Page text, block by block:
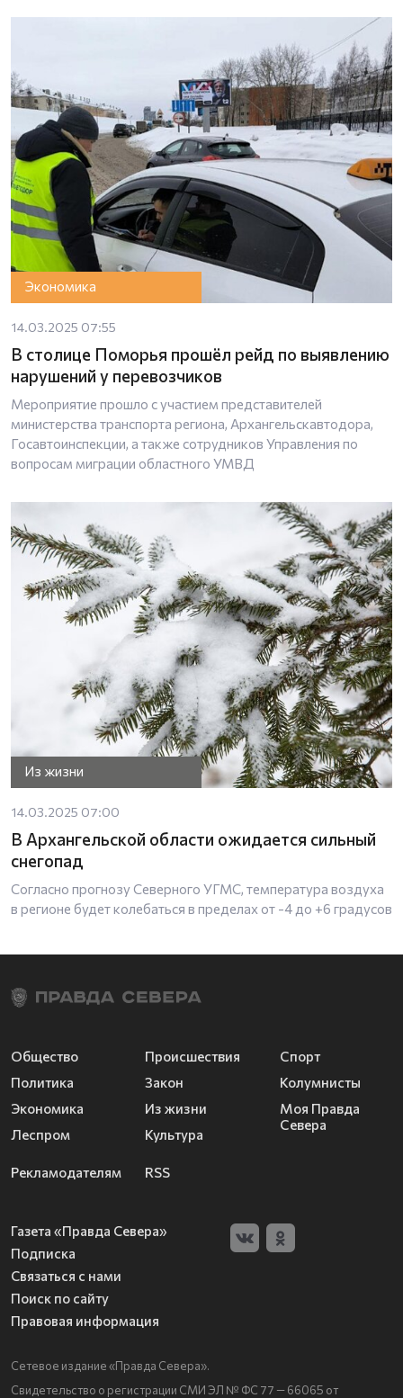
Экономика
14.03.2025 07:55
В столице Поморья прошёл рейд по выявлению
нарушений у перевозчиков
Мероприятие прошло с участием представителей
министерства транспорта региона, Архангельскавтодора,
Госавтоинспекции, а также сотрудников Управления по
вопросам миграции областного УМВД
Из жизни
14.03.2025 07:00
В Архангельской области ожидается сильный
снегопад
Согласно прогнозу Северного УГМС, температура воздуха
в регионе будет колебаться в пределах от -4 до +6 градусов
Общество
Политика
Экономика
Леспром
Происшествия
Закон
Из жизни
Культура
Спорт
Колумнисты
Моя Правда
Севера
Рекламодателям RSS
Газета «Правда Севера»
Подписка
Связаться с нами
Поиск по сайту
Правовая информация
Сетевое издание «Правда Севера».
Свидетельство о регистрации СМИ ЭЛ № ФС 77 — 66065 от